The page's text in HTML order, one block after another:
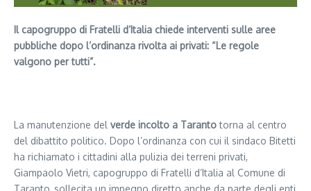
Il capogruppo di Fratelli d’Italia chiede interventi sulle aree
pubbliche dopo l’ordinanza rivolta ai privati: “Le regole
valgono per tutti”.
La manutenzione del verde incolto a Tarantotorna al centro
del dibattito politico. Dopo l’ordinanza con cui il sindaco Bitetti
ha richiamato i cittadini alla pulizia dei terreni privati,
Giampaolo Vietri, capogruppo di Fratelli d’Italia al Comune di